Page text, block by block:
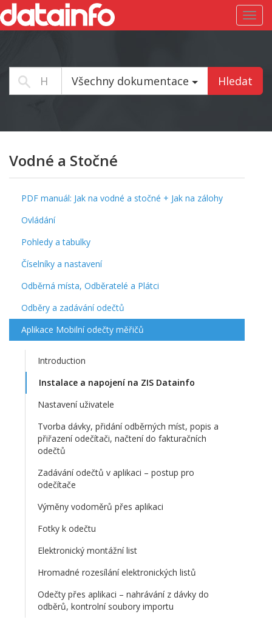
Všechny dokumentace Hledat
Vodné a Stočné
PDF manuál: Jak na vodné a stočné + Jak na zálohy
Ovládání
Pohledy a tabulky
Číselníky a nastavení
Odběrná místa, Odběratelé a Plátci
Odběry a zadávání odečtů
Aplikace Mobilní odečty měřičů
Introduction
Instalace a napojení na ZIS Datainfo
Nastavení uživatele
Tvorba dávky, přidání odběrných míst, popis a
přiřazení odečítači, načtení do fakturačních
odečtů
Zadávání odečtů v aplikaci – postup pro
odečítače
Výměny vodoměrů přes aplikaci
Fotky k odečtu
Elektronický montážní list
Hromadné rozesílání elektronických listů
Odečty přes aplikaci – nahrávání z dávky do
odběrů, kontrolní soubory importu